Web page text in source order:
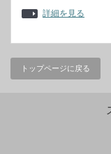
詳細を見る
トップページに戻る